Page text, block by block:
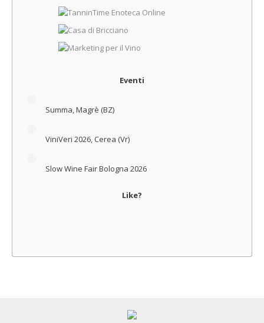
Eventi
Summa, Magrè (BZ)
ViniVeri 2026, Cerea (Vr)
Slow Wine Fair Bologna 2026
Like?